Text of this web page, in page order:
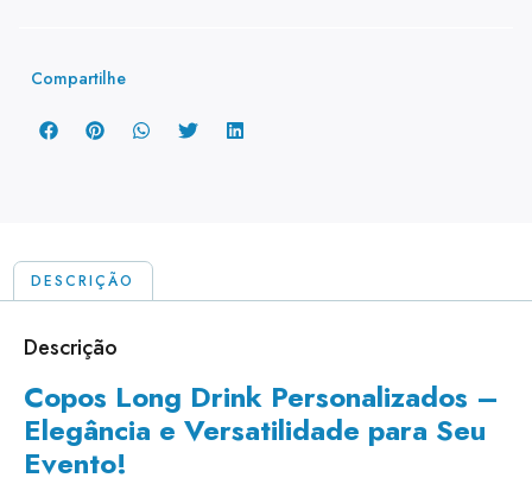
Compartilhe
DESCRIÇÃO
Descrição
Copos Long Drink Personalizados –
Elegância e Versatilidade para Seu
Evento!